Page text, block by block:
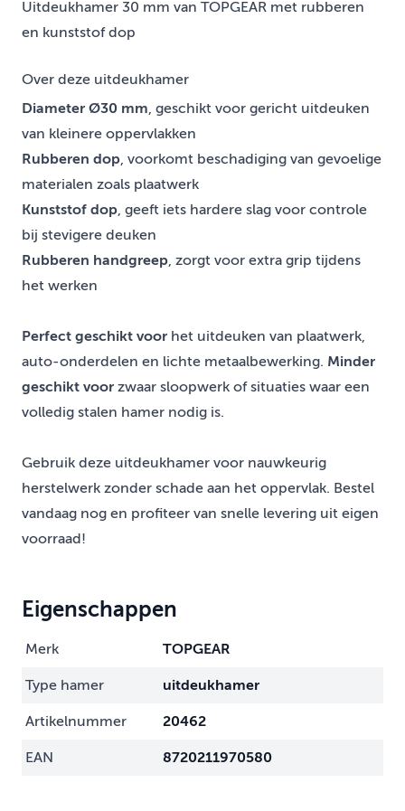
Uitdeukhamer 30 mm van TOPGEAR met rubberen
en kunststof dop
Over deze uitdeukhamer
Diameter Ø30 mm, geschikt voor gericht uitdeuken
van kleinere oppervlakken
Rubberen dop, voorkomt beschadiging van gevoelige
materialen zoals plaatwerk
Kunststof dop, geeft iets hardere slag voor controle
bij stevigere deuken
Rubberen handgreep, zorgt voor extra grip tijdens
het werken
Perfect geschikt voor het uitdeuken van plaatwerk,
auto-onderdelen en lichte metaalbewerking. Minder
geschikt voor zwaar sloopwerk of situaties waar een
volledig stalen hamer nodig is.
Gebruik deze uitdeukhamer voor nauwkeurig
herstelwerk zonder schade aan het oppervlak. Bestel
vandaag nog en profiteer van snelle levering uit eigen
voorraad!
Eigenschappen
Merk TOPGEAR
Type hamer uitdeukhamer
Artikelnummer 20462
EAN 8720211970580